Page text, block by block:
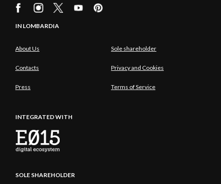
IN LOMBARDIA
About Us Sole shareholder
Contacts Privacy and Cookies
Press Terms of Service
INTEGRATED WITH
SOLE SHAREHOLDER